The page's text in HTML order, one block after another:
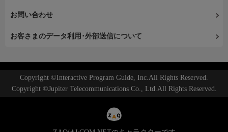
お問い合わせ
お客さまのデータ利用･外部送信について
Copyright ©Interactive Program Guide, Inc.All Rights Reserved.
Copyright ©Jupiter Telecommunications Co., Ltd.All Rights Reserved.